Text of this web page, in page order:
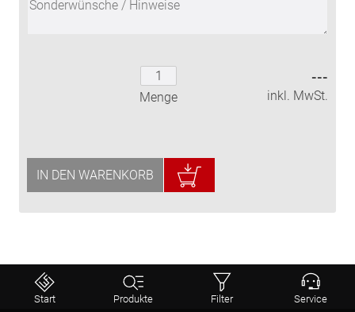
Menge
---
inkl. MwSt.
IN DEN WARENKORB
Start Produkte Filter Service